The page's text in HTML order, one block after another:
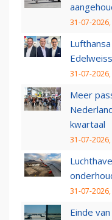
31-07-
31-07-
Meer
kwartaal
31-07-
31-07-
Einde